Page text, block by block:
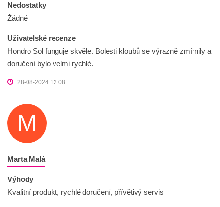
Nedostatky
Žádné
Uživatelské recenze
Hondro Sol funguje skvěle. Bolesti kloubů se výrazně zmírnily a
doručení bylo velmi rychlé.
28-08-2024 12:08
M
Marta Malá
Výhody
Kvalitní produkt, rychlé doručení, přívětivý servis